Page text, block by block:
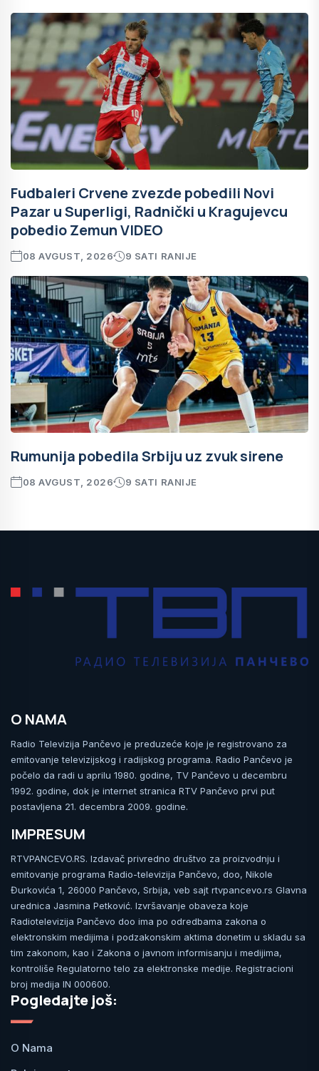
Fudbaleri Crvene zvezde pobedili Novi
Pazar u Superligi, Radnički u Kragujevcu
pobedio Zemun VIDEO
08 AVGUST, 2026 9 SATI RANIJE
Rumunija pobedila Srbiju uz zvuk sirene
08 AVGUST, 2026 9 SATI RANIJE
O NAMA
Radio Televizija Pančevo je preduzeće koje je registrovano za
emitovanje televizijskog i radijskog programa. Radio Pančevo je
počelo da radi u aprilu 1980. godine, TV Pančevo u decembru
1992. godine, dok je internet stranica RTV Pančevo prvi put
postavljena 21. decembra 2009. godine.
IMPRESUM
RTVPANCEVO.RS. Izdavač privredno društvo za proizvodnju i
emitovanje programa Radio-televizija Pančevo, doo, Nikole
Đurkovića 1, 26000 Pančevo, Srbija, veb sajt rtvpancevo.rs Glavna
urednica Jasmina Petković. Izvršavanje obaveza koje
Radiotelevizija Pančevo doo ima po odredbama zakona o
elektronskim medijima i podzakonskim aktima donetim u skladu sa
tim zakonom, kao i Zakona o javnom informisanju i medijima,
kontroliše Regulatorno telo za elektronske medije. Registracioni
broj medija IN 000600.
Pogledajte još:
O Nama